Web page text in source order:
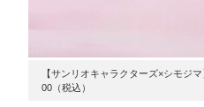
【サンリオキャラクターズ×シモ
00（税込）